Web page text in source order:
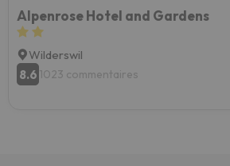
Alpenrose Hotel and Gardens
Wilderswil
8.6 1023 commentaires